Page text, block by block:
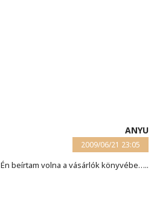
ANYU
2009/06/21 23:05
Én beírtam volna a vásárlók könyvébe…..